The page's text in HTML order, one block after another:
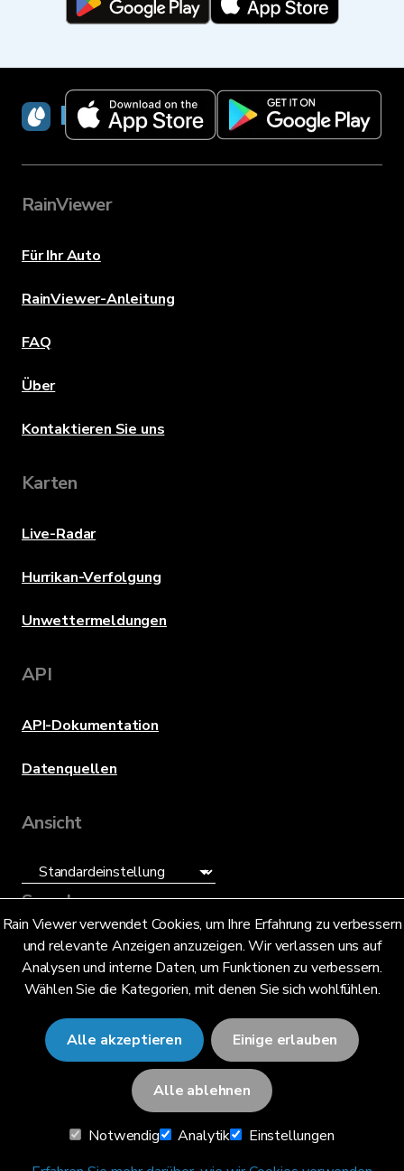
Rain Viewer verwendet Cookies, um Ihre Erfahrung zu verbessern
und relevante Anzeigen anzuzeigen. Wir verlassen uns auf
Analysen und interne Daten, um Funktionen zu verbessern.
Wählen Sie die Kategorien, mit denen Sie sich wohlfühlen.
Alle akzeptieren Einige erlauben
Alle ablehnen
Notwendig Analytik
Einstellungen
RainViewer
RainViewer
Für Ihr Auto
RainViewer-Anleitung
FAQ
Über
Kontaktieren Sie uns
Karten
Live-Radar
Hurrikan-Verfolgung
Unwettermeldungen
API
API-Dokumentation
Datenquellen
Ansicht
Sprache
Deutsch (DE)
© 2026 RainViewer,MeteoLab Inc.
Datenschutzhinweis
Allgemeine Geschäftsbedingungen